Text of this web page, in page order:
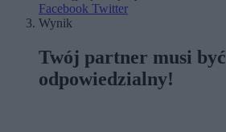
Facebook Twitter
Wynik
Twój partner musi być
odpowiedzialny!